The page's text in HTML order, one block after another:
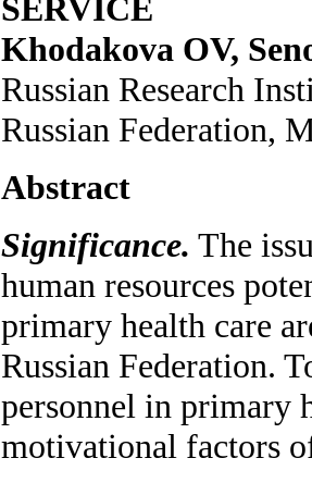
SERVICE
Khodakova OV,
Russian Research
Russian Federation,
Abstract
Significance. The
human resources
primary health care
Russian Federation.
personnel in primary
motivational factors